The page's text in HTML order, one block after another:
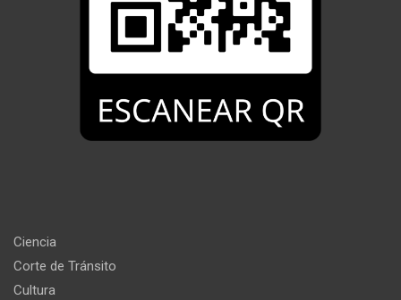
Ciencia
Corte de Tránsito
Cultura